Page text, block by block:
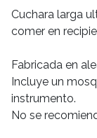
Cuchara larga
comer en
Fabricada en
Incluye un
instrumento.
No se